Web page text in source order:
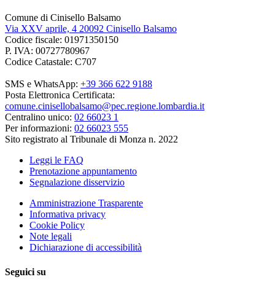
Comune di Cinisello Balsamo
Via XXV aprile, 4 20092 Cinisello Balsamo
Codice fiscale: 01971350150
P. IVA: 00727780967
Codice Catastale: C707
SMS e WhatsApp: +39 366 622 9188
Posta Elettronica Certificata:
comune.cinisellobalsamo@pec.regione.lombardia.it
Centralino unico: 02 66023 1
Per informazioni: 02 66023 555
Sito registrato al Tribunale di Monza n. 2022
Leggi le FAQ
Prenotazione appuntamento
Segnalazione disservizio
Amministrazione Trasparente
Informativa privacy
Cookie Policy
Note legali
Dichiarazione di accessibilità
Seguici su